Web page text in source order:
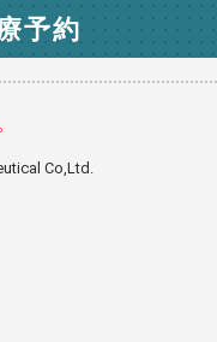
予約
Co,Ltd.